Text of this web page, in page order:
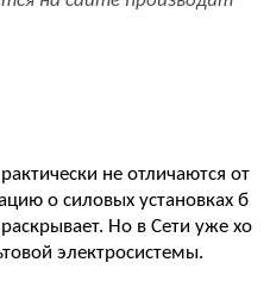
не отличаются от
о силовых установках б
Но в Сети уже хо
электросистемы.